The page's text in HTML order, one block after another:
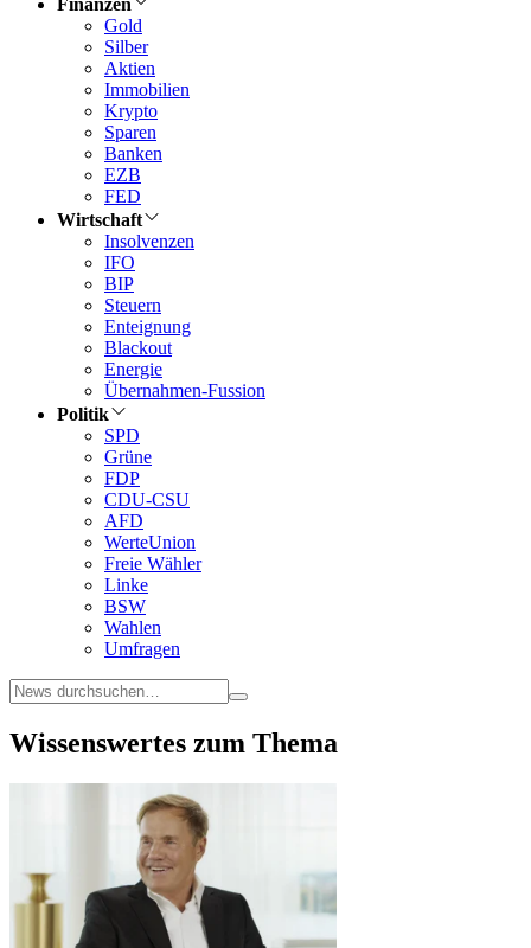
Finanzen
Gold
Silber
Aktien
Immobilien
Krypto
Sparen
Banken
EZB
FED
Wirtschaft
Insolvenzen
IFO
BIP
Steuern
Enteignung
Blackout
Energie
Übernahmen-Fussion
Politik
SPD
Grüne
FDP
CDU-CSU
AFD
WerteUnion
Freie Wähler
Linke
BSW
Wahlen
Umfragen
Wissenswertes zum Thema